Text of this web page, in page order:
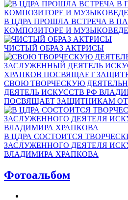
В ЦДРА ПРОШЛА ВСТРЕЧА В
КОМПОЗИТОРЕ И
ЧИСТЫЙ ОБРАЗ АКТРИСЫ
СВОЮ ТВОРЧЕСКУЮ
ДЕЯТЕЛЬ ИСКУССТВ РФ
ПОСВЯЩАЕТ ЗАЩИТНИКАМ
В ЦДРА СОСТОИТСЯ
ЗАСЛУЖЕННОГО ДЕЯТЕЛЯ
ВЛАДИМИРА ХРАПКОВА
Фотоальбом